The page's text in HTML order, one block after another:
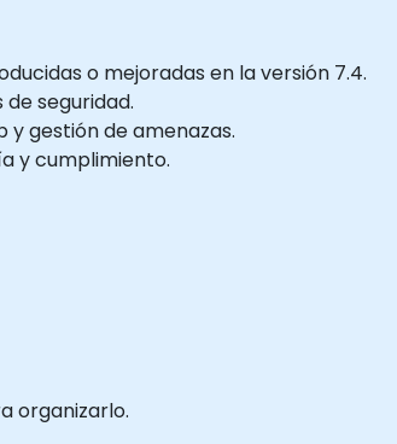
o mejoradas en la versión 7.4.
seguridad.
y gestión de amenazas.
y cumplimiento.
organizarlo.